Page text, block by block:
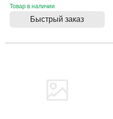
Товар в наличии
Быстрый заказ